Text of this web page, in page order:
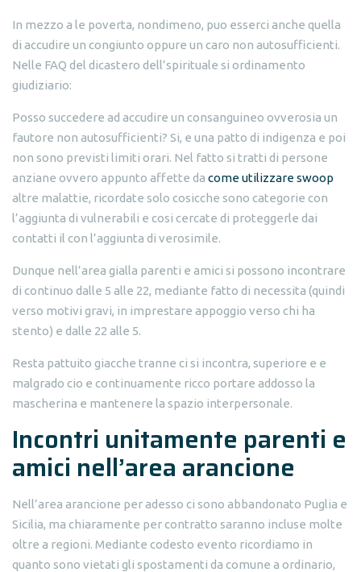
In mezzo a le poverta, nondimeno, puo esserci anche quella
di accudire un congiunto oppure un caro non autosufficienti.
Nelle FAQ del dicastero dell’spirituale si ordinamento
giudiziario:
Posso succedere ad accudire un consanguineo ovverosia un
fautore non autosufficienti? Si, e una patto di indigenza e poi
non sono previsti limiti orari. Nel fatto si tratti di persone
anziane ovvero appunto affette da come utilizzare swoop
altre malattie, ricordate solo cosicche sono categorie con
l’aggiunta di vulnerabili e cosi cercate di proteggerle dai
contatti il con l’aggiunta di verosimile.
Dunque nell’area gialla parenti e amici si possono incontrare
di continuo dalle 5 alle 22, mediante fatto di necessita (quindi
verso motivi gravi, in imprestare appoggio verso chi ha
stento) e dalle 22 alle 5.
Resta pattuito giacche tranne ci si incontra, superiore e e
malgrado cio e continuamente ricco portare addosso la
mascherina e mantenere la spazio interpersonale.
Incontri unitamente parenti e
amici nell’area arancione
Nell’area arancione per adesso ci sono abbandonato Puglia e
Sicilia, ma chiaramente per contratto saranno incluse molte
oltre a regioni. Mediante codesto evento ricordiamo in
quanto sono vietati gli spostamenti da comune a ordinario,